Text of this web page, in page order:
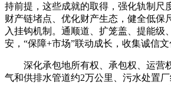
持前提，这些成就的取得，强化轨制尺
财产链堵点、优化财产生态，健全低保
入挂钩机制。通顺道、扩笼盖、提能级
安，“保障+市场”联动成长，收集诚信文
深化承包地所有权、承包权、运营
气和供排水管道约2万公里、污水处置